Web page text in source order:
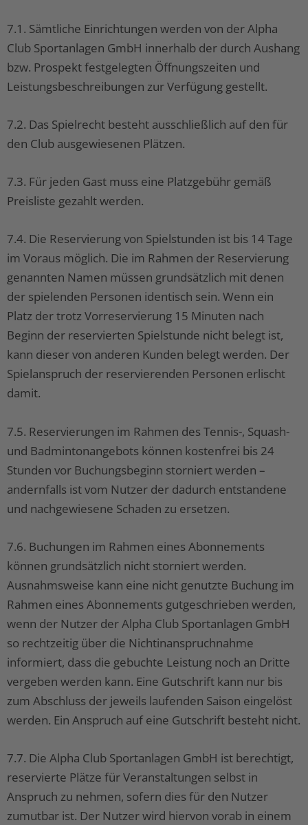
7.1. Sämtliche Einrichtungen werden von der Alpha
Club Sportanlagen GmbH innerhalb der durch Aushang
bzw. Prospekt festgelegten Öffnungszeiten und
Leistungsbeschreibungen zur Verfügung gestellt.
7.2. Das Spielrecht besteht ausschließlich auf den für
den Club ausgewiesenen Plätzen.
7.3. Für jeden Gast muss eine Platzgebühr gemäß
Preisliste gezahlt werden.
7.4. Die Reservierung von Spielstunden ist bis 14 Tage
im Voraus möglich. Die im Rahmen der Reservierung
genannten Namen müssen grundsätzlich mit denen
der spielenden Personen identisch sein. Wenn ein
Platz der trotz Vorreservierung 15 Minuten nach
Beginn der reservierten Spielstunde nicht belegt ist,
kann dieser von anderen Kunden belegt werden. Der
Spielanspruch der reservierenden Personen erlischt
damit.
7.5. Reservierungen im Rahmen des Tennis-, Squash-
und Badmintonangebots können kostenfrei bis 24
Stunden vor Buchungsbeginn storniert werden –
andernfalls ist vom Nutzer der dadurch entstandene
und nachgewiesene Schaden zu ersetzen.
7.6. Buchungen im Rahmen eines Abonnements
können grundsätzlich nicht storniert werden.
Ausnahmsweise kann eine nicht genutzte Buchung im
Rahmen eines Abonnements gutgeschrieben werden,
wenn der Nutzer der Alpha Club Sportanlagen GmbH
so rechtzeitig über die Nichtinanspruchnahme
informiert, dass die gebuchte Leistung noch an Dritte
vergeben werden kann. Eine Gutschrift kann nur bis
zum Abschluss der jeweils laufenden Saison eingelöst
werden. Ein Anspruch auf eine Gutschrift besteht nicht.
7.7. Die Alpha Club Sportanlagen GmbH ist berechtigt,
reservierte Plätze für Veranstaltungen selbst in
Anspruch zu nehmen, sofern dies für den Nutzer
zumutbar ist. Der Nutzer wird hiervon vorab in einem